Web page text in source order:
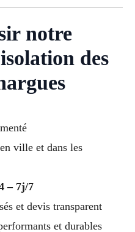
notre
des
ville et dans les
– 7j/7
et devis transparent
et durables